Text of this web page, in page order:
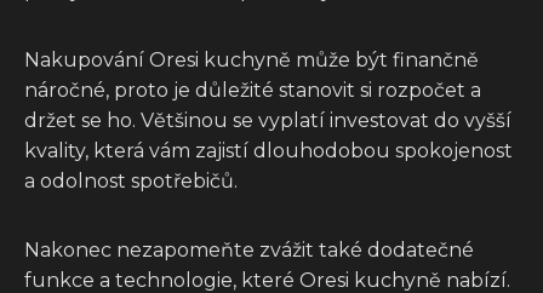
Nakupování Oresi kuchyně může být finančně
náročné, proto je důležité stanovit si rozpočet a
držet se ho. Většinou se vyplatí investovat do vyšší
kvality, která vám zajistí dlouhodobou spokojenost
a odolnost spotřebičů.
Nakonec nezapomeňte zvážit také dodatečné
funkce a technologie, které Oresi kuchyně nabízí.